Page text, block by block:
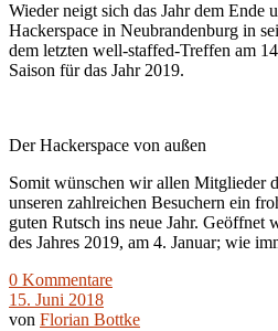
Wieder neigt sich das Jahr dem Ende
Hackerspace in Neubrandenburg in
dem letzten well-staffed-Treffen am
Saison für das Jahr 2019.
Der Hackerspace von außen
Somit wünschen wir allen Mitglieder
unseren zahlreichen Besuchern ein
guten Rutsch ins neue Jahr. Geöffnet
des Jahres 2019, am 4. Januar; wie
0 Kommentare
15. Juni 2018
von Florian Bottke